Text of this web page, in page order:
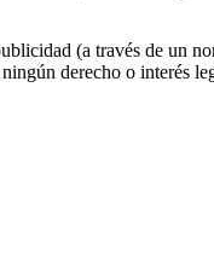
(a través de un
derecho o interés